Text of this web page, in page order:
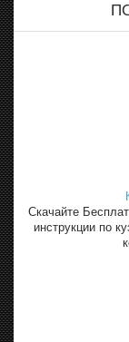
Скачайте
инструкции по